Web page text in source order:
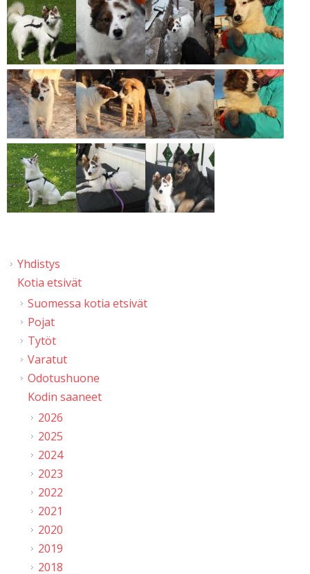
Yhdistys
Kotia etsivät
Suomessa kotia etsivät
Pojat
Tytöt
Varatut
Odotushuone
Kodin saaneet
2026
2025
2024
2023
2022
2021
2020
2019
2018